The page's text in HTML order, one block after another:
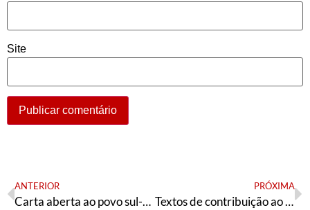
Site
ANTERIOR
Carta aberta ao povo sul-mato-grossense
PRÓXIMA
Textos de contribuição ao diretório nacional do PT do dia 08/12